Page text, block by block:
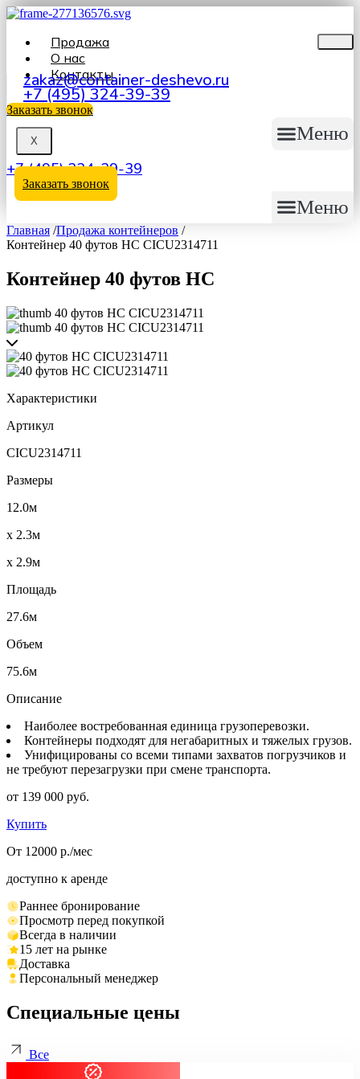
Продажа
О нас
Контакты
X
zakaz@container-deshevo.ru
+7 (495) 324-39-39
Заказать звонок
Меню
+7 (495) 324-39-39
Заказать звонок
Меню
Главная /Продажа контейнеров /
Контейнер 40 футов HC CICU2314711
Контейнер 40 футов HC
Характеристики
Артикул
CICU2314711
Размеры
12.0м
x 2.3м
x 2.9м
Площадь
27.6м
Объем
75.6м
Описание
Наиболее востребованная единица грузоперевозки.
Контейнеры подходят для негабаритных и тяжелых грузов.
Унифицированы со всеми типами захватов погрузчиков и
не требуют перезагрузки при смене транспорта.
от 139 000 руб.
Купить
От 12000 р./мес
доступно к аренде
Раннее бронирование
Просмотр перед покупкой
Всегда в наличии
15 лет на рынке
Доставка
Персональный менеджер
Специальные цены
Все